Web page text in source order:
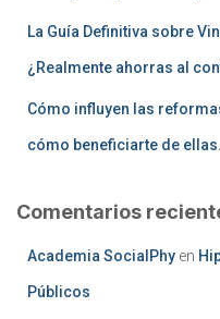
La Guía Definitiva sobre
¿Realmente ahorras al
Cómo influyen las
cómo beneficiarte de ellas.
Comentarios
Academia SocialPhy en
Públicos